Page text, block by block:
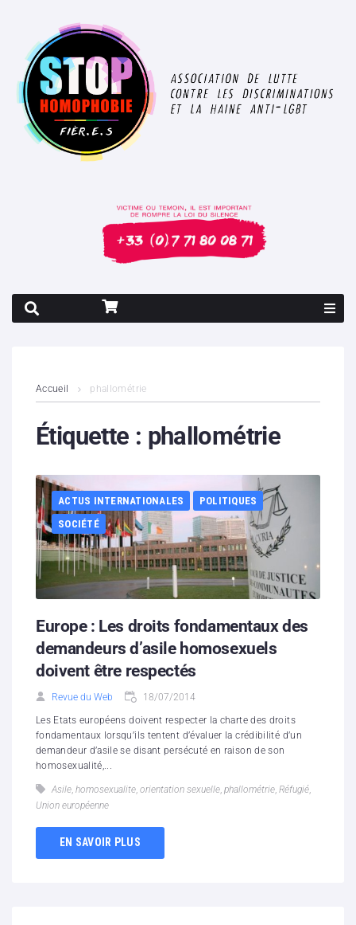
Contenus litigieux
Boutique
Partenaires
Contacts
Hébergement solidaire
Accueil phallométrie
Étiquette : phallométrie
ACTUS INTERNATIONALES
POLITIQUES
SOCIÉTÉ
Europe : Les droits fondamentaux des
demandeurs d’asile homosexuels
doivent être respectés
Revue du Web 18/07/2014
Les Etats européens doivent respecter la charte des droits
fondamentaux lorsqu’ils tentent d’évaluer la crédibilité d’un
demandeur d’asile se disant persécuté en raison de son
homosexualité,...
Asile, homosexualite, orientation sexuelle, phallométrie, Réfugié,
Union européenne
EN SAVOIR PLUS